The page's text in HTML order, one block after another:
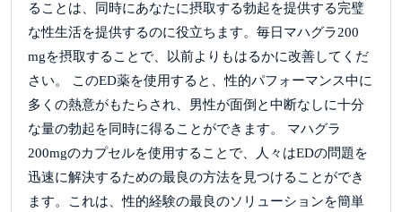
ることは、同時にあなたに摂取する勃起を提供する完璧
な性生活を提供するのに役立ちます。毎日マハグラ200
mgを摂取することで、以前よりもはるかに改善してくだ
さい。 このED薬を使用すると、性的パフォーマンス中に
多くの熱意がもたらされ、男性が面倒と中断なしに十分
な量の勃起を同時に得ることができます。 マハグラ
200mgのカプセルを使用することで、人々はEDの問題を
迅速に解決するための最良の方法を見つけることができ
ます。これは、性的経験の最良のソリューションを簡単